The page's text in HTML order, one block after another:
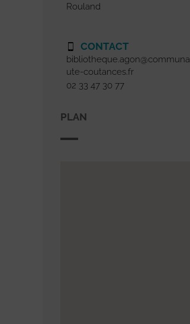
Rouland
CONTACT
bibliotheque.agon@communa
ute-coutances.fr
02 33 47 30 77
PLAN